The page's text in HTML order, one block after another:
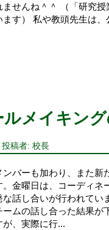
せんね＾＾ （「研究
す） 私や教頭先生は
メイキング
投稿者: 校長
バーも加わり、また
金曜日は、コーディ
話し合いが行われて
ームの話し合った結果
、実際に行...